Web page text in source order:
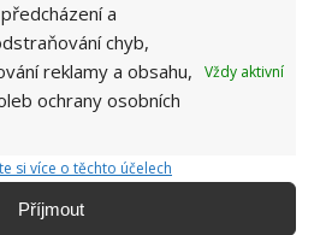
a
chyb,
reklamy a obsahu,
ochrany osobních
Vždy aktivní
si více o těchto účelech
Příjmout
Jiří Kolář
Absolvent České zemědělské